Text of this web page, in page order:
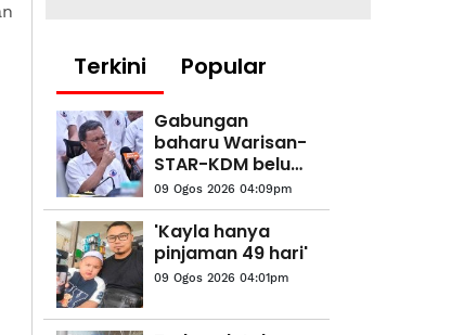
Terkini Popular
Gabungan
baharu Warisan-
STAR-KDM belum
dimuktamad, 25
kerusi perlu
ditandingi parti
Sabah - Shafie
Apdal
09 Ogos 2026 04:09pm
'Kayla hanya
pinjaman 49 hari'
09 Ogos 2026 04:01pm